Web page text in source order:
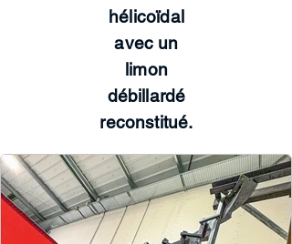
hélicoïdal
avec un
limon
débillardé
reconstitué.